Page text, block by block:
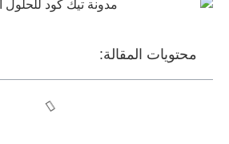
محتويات المقالة: